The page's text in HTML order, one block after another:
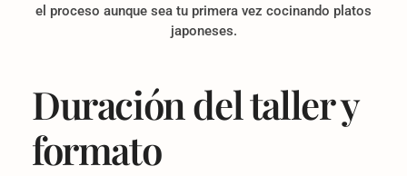
el proceso aunque sea tu primera vez cocinando platos
japoneses.
Duración del taller y
formato